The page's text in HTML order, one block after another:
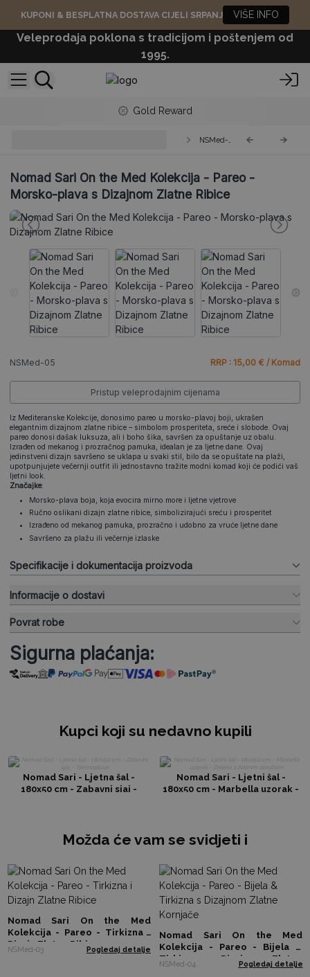
KUPONI & BESPLATNA DOSTAVA CIJELI SRPANJ VIŠE INFO
Veleprodaja poklona s tradicijom i poštenjem od
1995.
Gold Reward
Nomad Sari On the Med Kolekcija - Pareo -
Morsko-plava s Dizajnom Zlatne Ribice
NSMed-05 RRP : 15,00 € / Komad
Pristup veleprodajnim cijenama
Iz Mediteranske Kolekcije, donosimo pareo u morsko-plavoj boji, ukrašen
elegantnim dizajnom zlatne ribice – simbolom prosperiteta, sreće i slobode. Ovaj
pareo donosi dašak luksuza, ali i boho šika, savršen za opuštanje uz obalu.
Izrađen od mekanog i prozračnog pamuka, idealan je za ljetne dane. Ovaj
jedinstveni dizajn savršeno se uklapa u svaki stil, bilo da se opuštate na plaži,
upotpunjujete večernji outfit ili jednostavno tražite modni komad koji će podići vaš
ljetni look.
Značajke:
Morsko-plava boja, koja evocira mirno more i ljetne vjetrove
Ručno oslikani dizajn zlatne ribice, simbolizirajući sreću i prosperitet
Izrađeno od mekanog pamuka, prozračno i udobno za vruće ljetne dane
Savršeno za plažu ili večernje izlaske
Specifikacije i dokumentacija proizvoda
Informacije o dostavi
Povrat robe
Sigurna plaćanja:
Kupci koji su nedavno kupili
Nomad Sari - Ljetna šal -
180x50 cm - Zabavni sjaj -
Nomad Sari - Ljetni šal -
180x50 cm - Marbella uzorak -
Možda će vam se svidjeti i
Nomad Sari On the Med
Kolekcija - Pareo - Tirkizna i
Dizajn Zlatne Ribice
NSMed-03 Pogledaj detalje
Nomad Sari On the Med
Kolekcija - Pareo - Bijela &
Tirkizna s Dizajnom Zlatne
Kornjače
NSMed-04 Pogledaj detalje